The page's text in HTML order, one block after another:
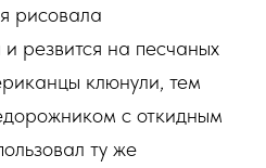
рисовала
резвится на песчаных
клюнули, тем
с откидным
ту же